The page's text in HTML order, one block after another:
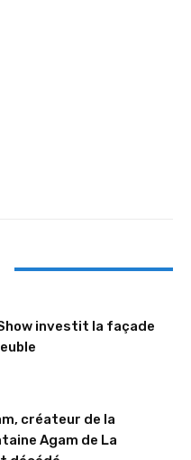
investit la façade
créateur de la
Agam de La